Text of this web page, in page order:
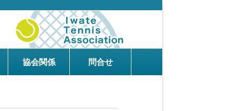
協会関係 問合せ